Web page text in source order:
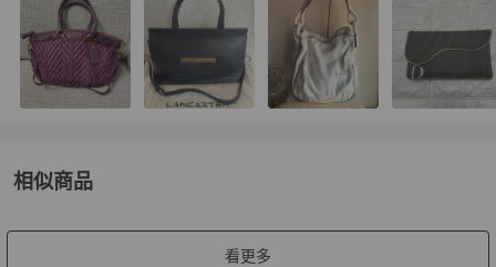
相似商品
看更多